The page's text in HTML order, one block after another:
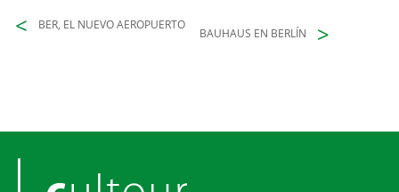
BER, EL NUEVO AEROPUERTO
BAUHAUS EN BERLÍN